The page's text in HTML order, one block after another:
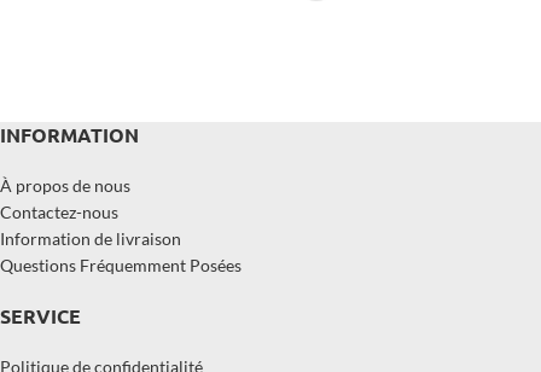
INFORMATION
À propos de nous
Contactez-nous
Information de livraison
Questions Fréquemment Posées
SERVICE
Politique de confidentialité